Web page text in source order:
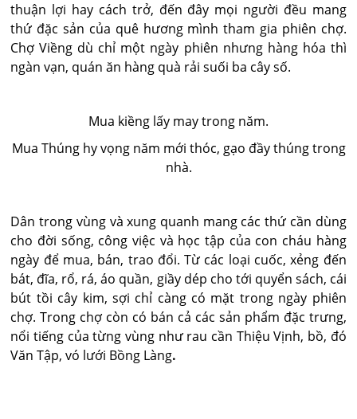
thuận lợi hay cách trở, đến đây mọi người đều mang
thứ đặc sản của quê hương mình tham gia phiên chợ.
Chợ Viềng dù chỉ một ngày phiên nhưng hàng hóa thì
ngàn vạn, quán ăn hàng quà rải suối ba cây số.
Mua kiềng lấy may trong năm.
Mua Thúng hy vọng năm mới thóc, gạo đầy thúng trong
nhà.
Dân trong vùng và xung quanh mang các thứ cần dùng
cho đời sống, công việc và học tập của con cháu hàng
ngày để mua, bán, trao đổi. Từ các loại cuốc, xẻng đến
bát, đĩa, rổ, rá, áo quần, giầy dép cho tới quyển sách, cái
bút tồi cây kim, sợi chỉ càng có mặt trong ngày phiên
chợ. Trong chợ còn có bán cả các sản phẩm đặc trưng,
nổi tiếng của từng vùng như rau cần Thiệu Vịnh, bồ, đó
Văn Tập, vó lưới Bồng Làng.